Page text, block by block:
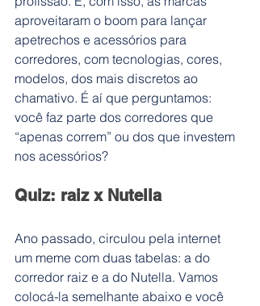
aproveitaram o boom para lançar
apetrechos e acessórios para
corredores, com tecnologias, cores,
modelos, dos mais discretos ao
chamativo. É aí que perguntamos:
você faz parte dos corredores que
“apenas correm” ou dos que investem
nos acessórios?
Quiz: raiz x Nutella
Ano passado, circulou pela internet
um meme com duas tabelas: a do
corredor raiz e a do Nutella. Vamos
colocá-la semelhante abaixo e você